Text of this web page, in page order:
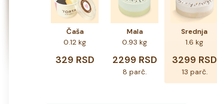
Čaša
0.12 kg
329 RSD
Mala
0.93 kg
2299 RSD
8 parč.
Srednja
1.6 kg
3299 RSD
13 parč.